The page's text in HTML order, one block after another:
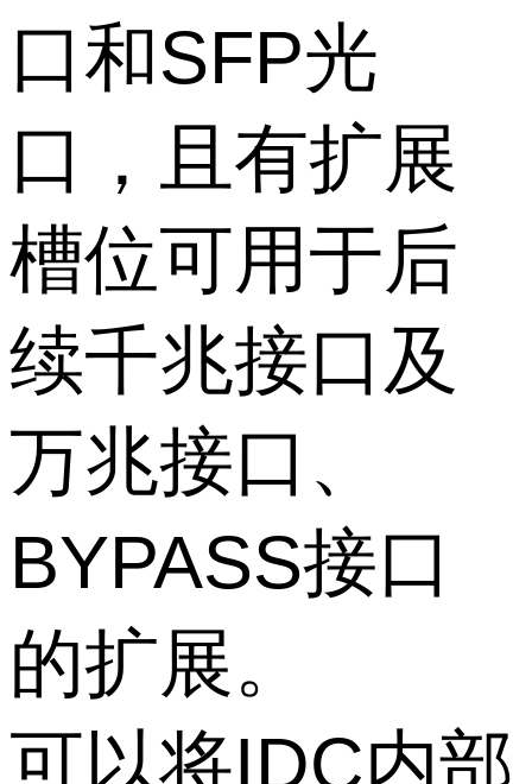
口和SFP光
口，且有扩展
槽位可用于后
续千兆接口及
万兆接口、
BYPASS接口
的扩展。
可以将IDC内部